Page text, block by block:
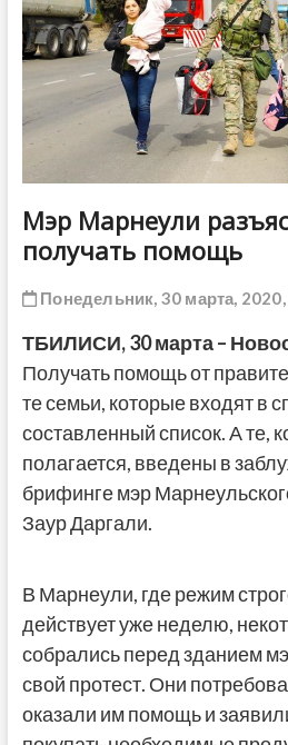
Мэр Марнеули
получать помощь
Понедельник, 30 марта,
ТБИЛИСИ,30марта –
Получать помощь от
те семьи, которые входят в
составленный список. А те,
полагается, введены в
брифинге мэр
Заур Даргали.
В Марнеули, где режим
действует уже неделю,
собрались перед зданием
свой протест. Они
оказали им помощь и